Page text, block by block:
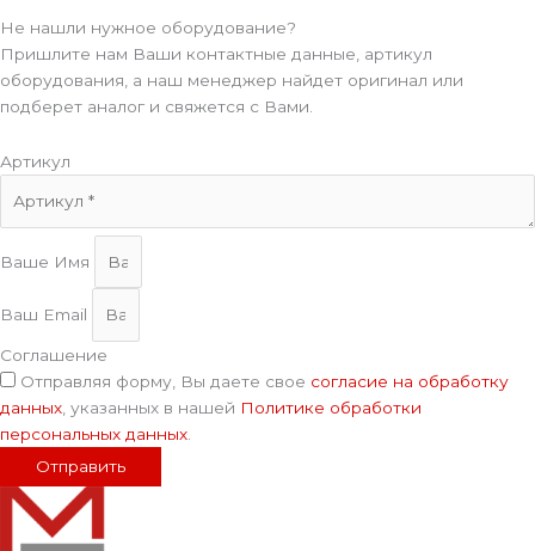
Не нашли нужное оборудование?
Пришлите нам Ваши контактные данные, артикул
оборудования, а наш менеджер найдет оригинал или
подберет аналог и свяжется с Вами.
Артикул
Ваше Имя
Ваш Email
Соглашение
Отправляя форму, Вы даете свое согласие на обработку
данных , указанных в нашей Политике обработки
персональных данных
Отправить